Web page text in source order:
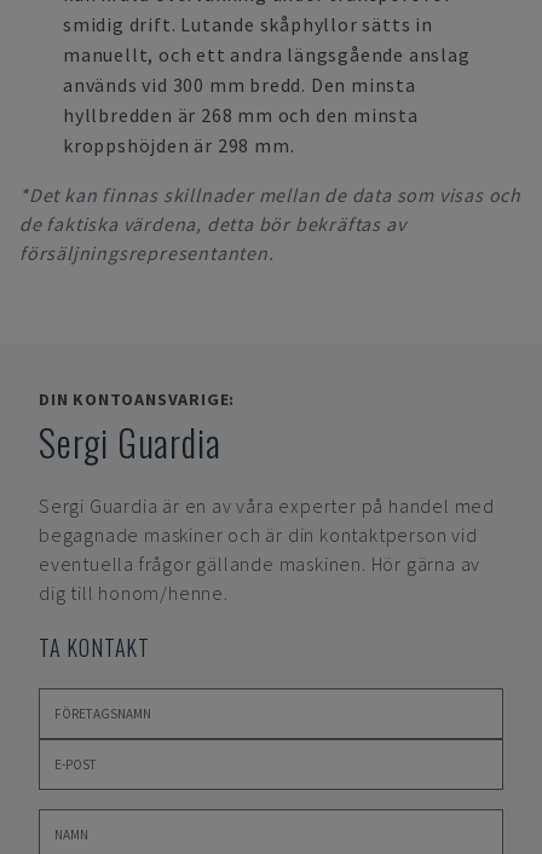
smidig drift. Lutande skåphyllor sätts in
manuellt, och ett andra längsgående anslag
används vid 300 mm bredd. Den minsta
hyllbredden är 268 mm och den minsta
kroppshöjden är 298 mm.
*Det kan finnas skillnader mellan de data som visas och
de faktiska värdena, detta bör bekräftas av
försäljningsrepresentanten.
DIN KONTOANSVARIGE:
Sergi Guardia
Sergi Guardia är en av våra experter på handel med
begagnade maskiner och är din kontaktperson vid
eventuella frågor gällande maskinen. Hör gärna av
dig till honom/henne.
TA KONTAKT